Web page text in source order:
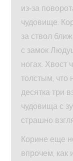
из‑за
чудовище.
за ствол
с замок
ногах.
толстым, что
десятка три
чудовища с
страшно
Корине еще
впрочем, как